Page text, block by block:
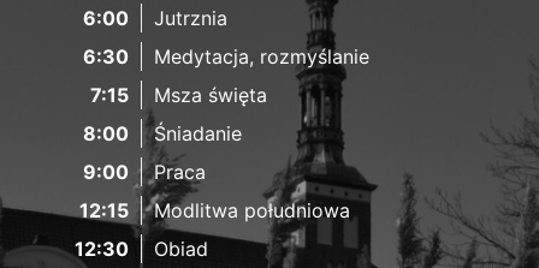
6:00
Jutrznia
6:30
Medytacja, rozmyślanie
7:15
Msza święta
8:00
Śniadanie
9:00
Praca
12:15
Modlitwa południowa
12:30
Obiad